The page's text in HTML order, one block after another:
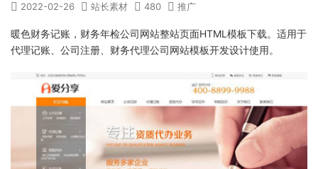
2022-02-26 站长素材 480 推广
暖色财务记账，财务年检公司网站整站页面HTML模板下载。适用于
代理记账、公司注册、财务代理公司网站模板开发设计使用。